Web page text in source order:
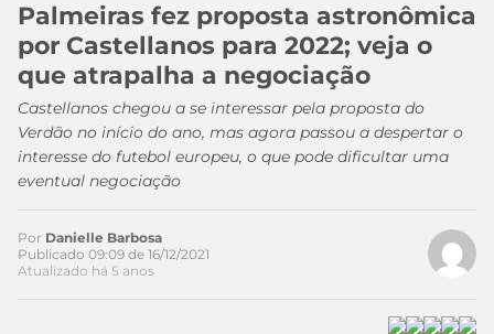
DE
APOSTA
MELHORES
SITES
DE
APOSTAS
2026
CÓDIGO
COPA
DO
MUNDO
TIMES
MEU
TIME
CAMPEONATOS
Palmeiras fez proposta astronômica
por Castellanos para 2022; veja o
que atrapalha a negociação
Castellanos chegou a se interessar pela proposta do
Verdão no início do ano, mas agora passou a despertar o
interesse do futebol europeu, o que pode dificultar uma
eventual negociação
Por Danielle Barbosa
Publicado 09:09 de 16/12/2021
Atualizado há 5 anos